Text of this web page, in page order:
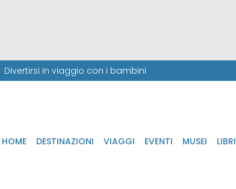
Divertirsi in viaggio con i bambini
HOME DESTINAZIONI VIAGGI EVENTI MUSEI LIBRI